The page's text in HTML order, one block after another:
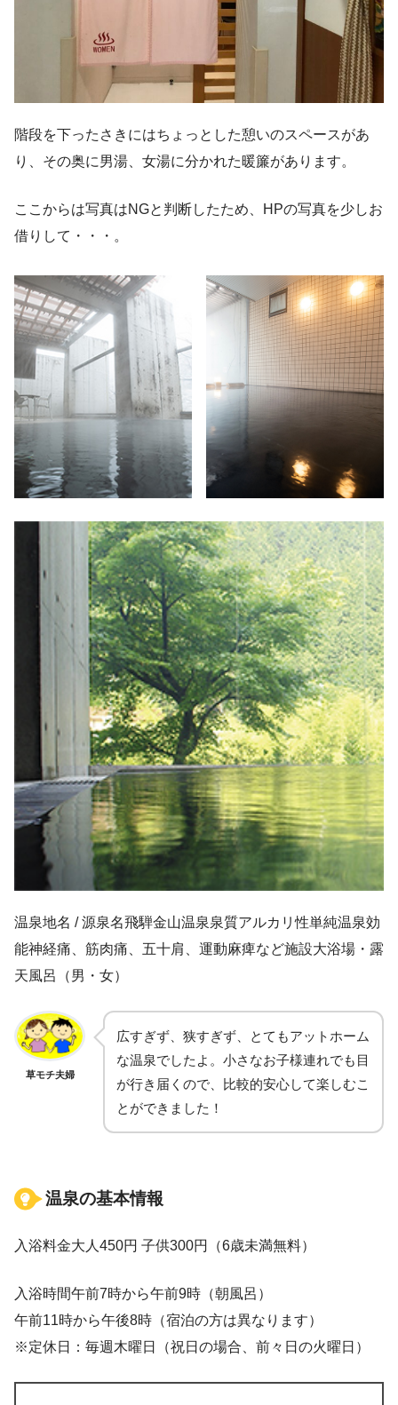
階段を下ったさきにはちょっとした憩いのスペースがあ
り、その奥に男湯、女湯に分かれた暖簾があります。
ここからは写真はNGと判断したため、HPの写真を少しお
借りして・・・。
温泉地名 / 源泉名飛騨金山温泉泉質アルカリ性単純温泉効
能神経痛、筋肉痛、五十肩、運動麻痺など施設大浴場・露
天風呂（男・女）
草モチ夫婦
広すぎず、狭すぎず、とてもアットホーム
な温泉でしたよ。小さなお子様連れでも目
が行き届くので、比較的安心して楽しむこ
とができました！
温泉の基本情報
入浴料金大人450円 子供300円（6歳未満無料）
入浴時間午前7時から午前9時（朝風呂）
午前11時から午後8時（宿泊の方は異なります）
※定休日：毎週木曜日（祝日の場合、前々日の火曜日）